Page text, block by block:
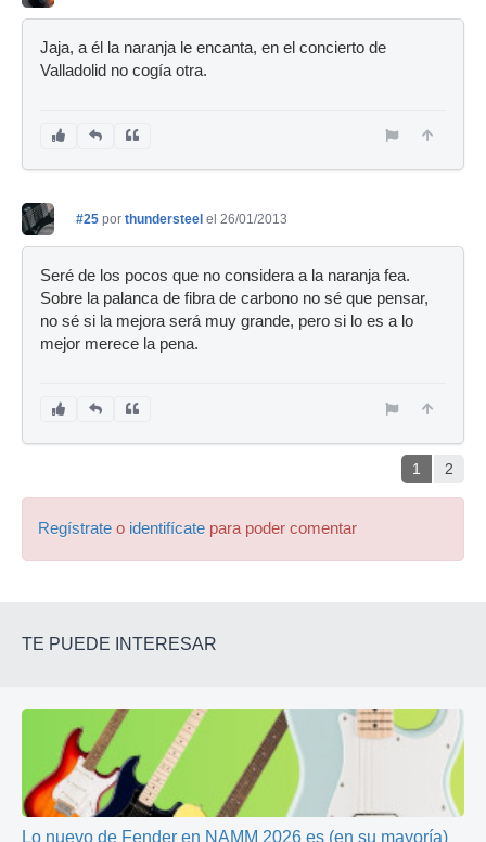
Jaja, a él la naranja le encanta, en el concierto de
Valladolid no cogía otra.
#25 por thundersteel el 26/01/2013
Seré de los pocos que no considera a la naranja fea.
Sobre la palanca de fibra de carbono no sé que pensar,
no sé si la mejora será muy grande, pero si lo es a lo
mejor merece la pena.
1 2
Regístrate o identifícate para poder comentar
TE PUEDE INTERESAR
Lo nuevo de Fender en NAMM 2026 es (en su mayoría)